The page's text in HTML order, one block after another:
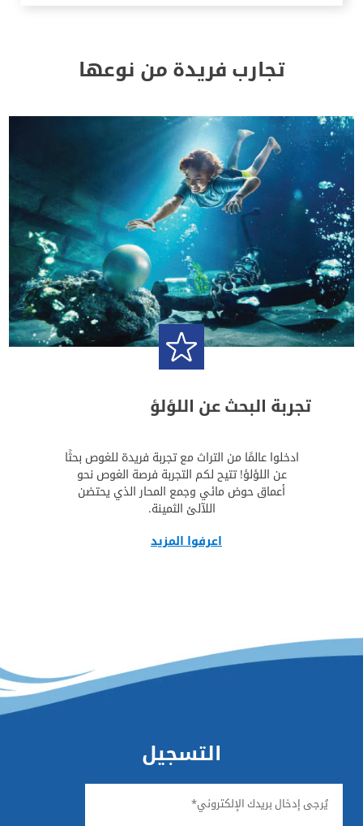
تجارب فريدة من نوعها
تجربة البحث عن اللؤلؤ
ادخلوا عالمًا من التراث مع تجربة فريدة للغوص بحثًا
عن اللؤلؤ! تتيح لكم التجربة فرصة الغوص نحو
أعماق حوض مائي وجمع المحار الذي يحتضن
اللآلئ الثمينة.
اعرفوا المزيد
التسجيل
يُرجى إدخال بريدك الإلكتروني*